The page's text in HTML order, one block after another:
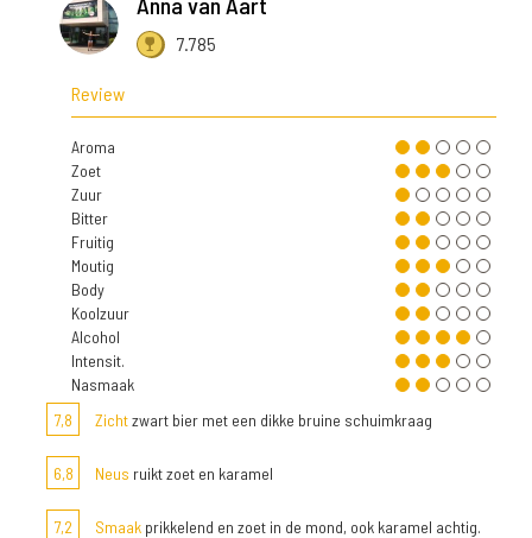
7.785
Review
Aroma
Zoet
Zuur
Bitter
Fruitig
Moutig
Body
Koolzuur
Alcohol
Intensit.
Nasmaak
7,8
Zichtzwart bier met een dikke bruine schuimkraag
6,8 Neus ruikt zoet en karamel
7,2 Smaak prikkelend en zoet in de mond, ook karamel achtig.